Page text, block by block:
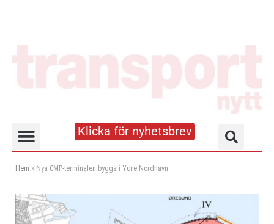
Klicka för nyhetsbrev
Hem » Nya CMP-terminalen byggs i Ydre Nordhavn